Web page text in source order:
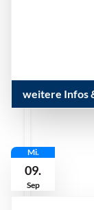
weitere Infos
Mi.
09.
Sep